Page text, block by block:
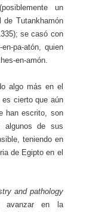
un
de Tutankhamón
se casó con
pa-atón, quien
en-amón.
algo más en el
cierto que aún
han escrito, son
algunos de sus
teniendo en
de Egipto en el
and pathology
avanzar en la